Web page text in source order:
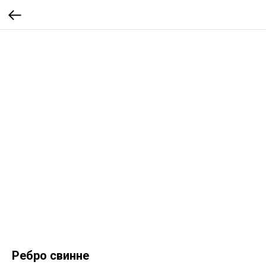
Ребро свинне